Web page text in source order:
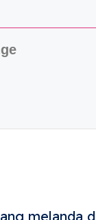
melanda